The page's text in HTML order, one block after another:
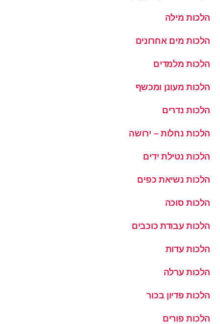
הלכות מילה
הלכות מים אחרונים
הלכות מלמדים
הלכות מעונן ומכשף
הלכות נדרים
הלכות נחלות – ירושה
הלכות נטילת ידים
הלכות נשיאת כפים
הלכות סוכה
הלכות עבודת כוכבים
הלכות עדות
הלכות ערלה
הלכות פדיון בכור
הלכות פורים